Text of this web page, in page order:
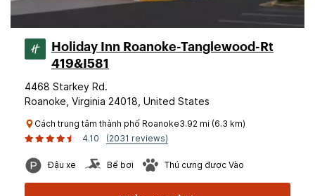
Holiday Inn Roanoke-Tanglewood-Rt
419&I581
4468 Starkey Rd.
Roanoke, Virginia 24018, United States
Cách trung tâm thành phố Roanoke3.92 mi (6.3 km)
4.10
(2031 reviews)
Đậu xe Bể bơi Thú cưng được Vào